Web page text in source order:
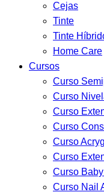
Cejas
Tinte
Tinte
Home Care
Cursos
Curso
Curso
Curso
Curso
Curso
Curso
Curso
Curso Nail